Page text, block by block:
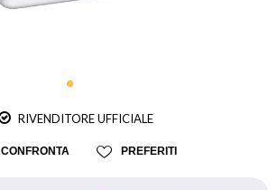
RIVENDITORE UFFICIALE
CONFRONTA PREFERITI